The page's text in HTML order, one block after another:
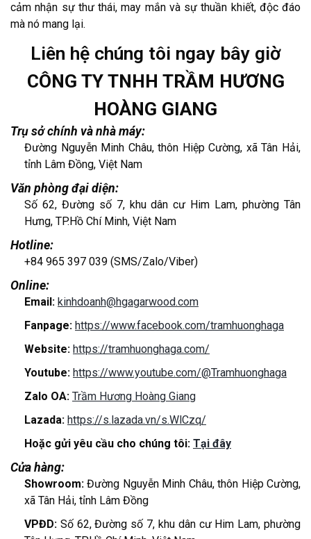
cảm nhận sự thư thái, may mắn và sự thuần khiết, độc đáo
mà nó mang lại.
Liên hệ chúng tôi ngay bây giờ
CÔNG TY TNHH TRẦM HƯƠNG
HOÀNG GIANG
Trụ sở chính và nhà máy:
Đường Nguyễn Minh Châu, thôn Hiệp Cường, xã Tân Hải,
tỉnh Lâm Đồng, Việt Nam
Văn phòng đại diện:
Số 62, Đường số 7, khu dân cư Him Lam, phường Tân
Hưng, TP.Hồ Chí Minh, Việt Nam
Hotline:
+84 965 397 039 (SMS/Zalo/Viber)
Online:
Email: kinhdoanh@hgagarwood.com
Fanpage: https://www.facebook.com/tramhuonghaga
Website: https://tramhuonghaga.com/
Youtube: https://www.youtube.com/@Tramhuonghaga
Zalo OA: Trầm Hương Hoàng Giang
Lazada: https://s.lazada.vn/s.WlCzq/
Hoặc gửi yêu cầu cho chúng tôi: Tại đây
Cửa hàng:
Showroom:Đường Nguyễn Minh Châu, thôn Hiệp Cường,
xã Tân Hải, tỉnh Lâm Đồng
VPĐD: Số 62, Đường số 7, khu dân cư Him Lam, phường